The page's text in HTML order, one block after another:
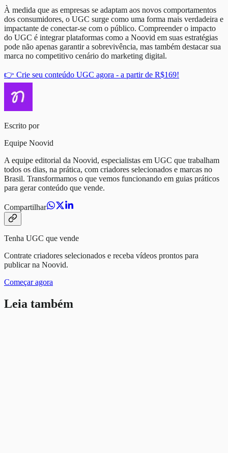
À medida que as empresas se adaptam aos novos comportamentos
dos consumidores, o UGC surge como uma forma mais verdadeira e
impactante de conectar-se com o público. Compreender o impacto
do UGC é integrar plataformas como a Noovid em suas estratégias
pode não apenas garantir a sobrevivência, mas também destacar sua
marca no competitivo cenário do marketing digital.
👉 Crie seu conteúdo UGC agora - a partir de R$169!
Escrito por
Equipe Noovid
A equipe editorial da Noovid, especialistas em UGC que trabalham
todos os dias, na prática, com criadores selecionados e marcas no
Brasil. Transformamos o que vemos funcionando em guias práticos
para gerar conteúdo que vende.
Compartilhar
Tenha UGC que vende
Contrate criadores selecionados e receba vídeos prontos para
publicar na Noovid.
Começar agora
Leia também